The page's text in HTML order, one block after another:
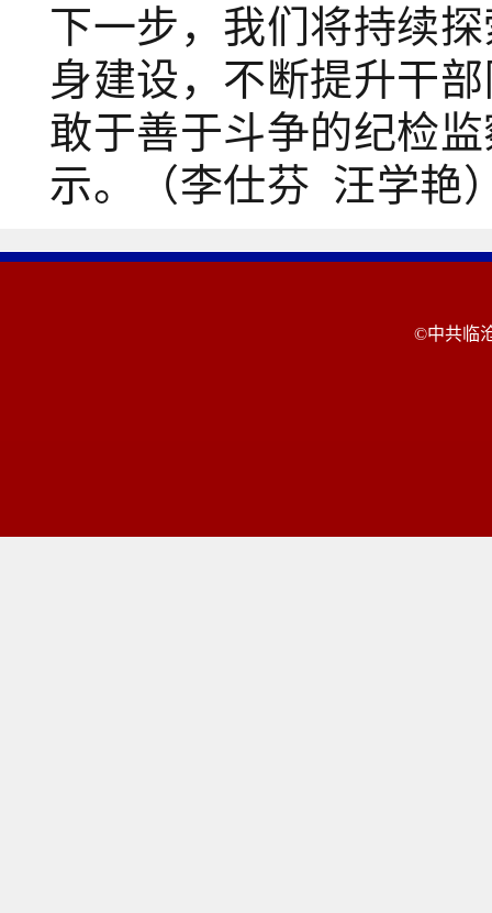
下一步， 我们将持续
身建设， 不断提升干
敢于善于斗争的纪检
示。（李仕芬 汪学艳
©中共临